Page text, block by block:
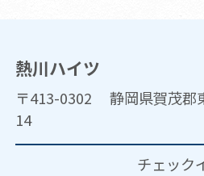
熱川ハイツ
〒413-0302 静岡県賀茂郡
14
チェック